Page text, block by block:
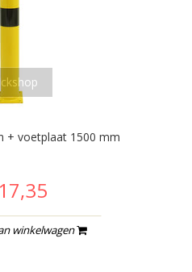
+ voetplaat 1500 mm
winkelwagen